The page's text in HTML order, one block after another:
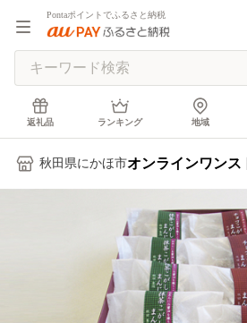
Pontaポイントでふるさと納税
返礼品 ランキング 地域
秋田県にかほ市オンラインワンス